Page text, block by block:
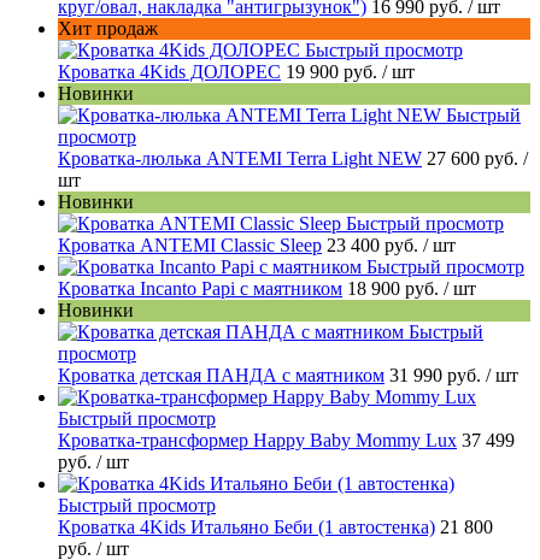
круг/овал, накладка "антигрызунок") 16 990 руб. / шт
Хит продаж
Быстрый просмотр
Кроватка 4Kids ДОЛОРЕС 19 900 руб. / шт
Новинки
Быстрый
просмотр
Кроватка-люлька ANTEMI Terra Light NEW 27 600 руб. /
шт
Новинки
Быстрый просмотр
Кроватка ANTEMI Classic Sleep 23 400 руб. / шт
Быстрый просмотр
Кроватка Incanto Papi с маятником 18 900 руб. / шт
Новинки
Быстрый
просмотр
Кроватка детская ПАНДА с маятником 31 990 руб. / шт
Быстрый просмотр
Кроватка-трансформер Happy Baby Mommy Lux 37 499
руб. / шт
Быстрый просмотр
Кроватка 4Kids Итальяно Беби (1 автостенка) 21 800
руб. / шт